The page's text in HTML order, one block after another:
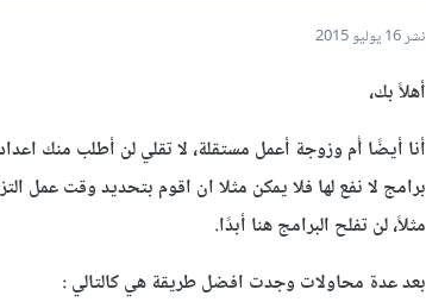
نشر16 يوليو 2015
أهلاً بك،
أنا أيضًا أُم وزوجة أعمل مستقلة، لا تقلي لن أطلب منك اعداد
برامج لا نفع لها فلا يمكن مثلا ان اقوم بتحديد وقت عمل
مثلاً، لن تفلح البرامج هنا أبدًا.
بعد عدة محاولات وجدت افضل طريقة هي كالتالي :